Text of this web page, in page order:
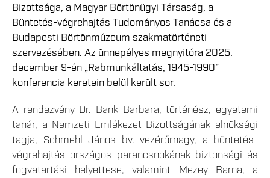
Bizottsága, a Magyar Börtönügyi Társaság, a
Büntetés-végrehajtás Tudományos Tanácsa és a
Budapesti Börtönmúzeum szakmatörténeti
szervezésében. Az ünnepélyes megnyitóra 2025.
december 9-én „Rabmunkáltatás, 1945-1990”
konferencia keretein belül került sor.
A rendezvény Dr. Bank Barbara, történész, egyetemi
tanár, a Nemzeti Emlékezet Bizottságának elnökségi
tagja, Schmehl János bv. vezérőrnagy, a büntetés-
végrehajtás országos parancsnokának biztonsági és
fogvatartási helyettese, valamint Mezey Barna, a